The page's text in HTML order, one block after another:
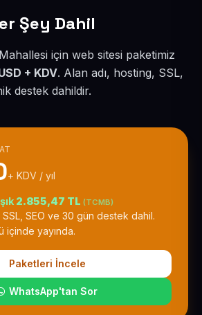
Şey Dahil
için web sitesi paketimiz
+ KDV. Alan adı, hosting, SSL,
destek dahildir.
+ KDV / yıl
2.855,47 TL (TCMB)
SSL, SEO ve 30 gün destek dahil.
içinde yayında.
Paketleri İncele
WhatsApp'tan Sor